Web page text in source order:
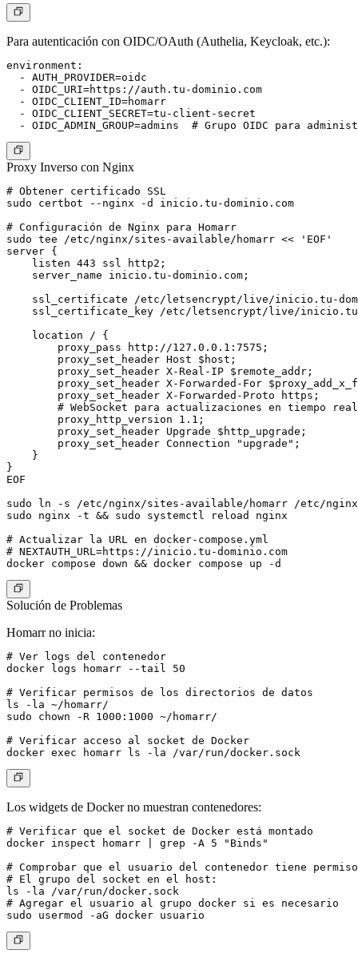
Para autenticación con OIDC/OAuth (Authelia, Keycloak, etc.):
environment:
  - AUTH_PROVIDER=oidc
  - OIDC_URI=https://auth.tu-dominio.com
  - OIDC_CLIENT_ID=homarr
  - OIDC_CLIENT_SECRET=tu-client-secret
Proxy Inverso con Nginx
# Obtener certificado SSL
sudo certbot --nginx -d inicio.tu-dominio.com
# Configuración de Nginx para Homarr
sudo tee /etc/nginx/sites-available/homarr << 'EOF'
server {
    listen 443 ssl http2;
    server_name inicio.tu-dominio.com;
ssl_certificate /etc/letsencrypt/live/inicio.tu-
ssl_certificate_key /etc/letsencrypt/live/
    location / {
        proxy_pass http://127.0.0.1:7575;
        proxy_set_header Host $host;
        proxy_set_header X-Real-IP $remote_addr;
proxy_set_header X-Forwarded-For
        proxy_set_header X-Forwarded-Proto https;
        # WebSocket para actualizaciones en tiempo real
        proxy_http_version 1.1;
        proxy_set_header Upgrade $http_upgrade;
        proxy_set_header Connection "upgrade";
    }
}
EOF
sudo ln -s /etc/nginx/sites-available/homarr /etc/
sudo nginx -t && sudo systemctl reload nginx
# Actualizar la URL en docker-compose.yml
# NEXTAUTH_URL=https://inicio.tu-dominio.com
Solución de Problemas
Homarr no inicia:
# Ver logs del contenedor
docker logs homarr --tail 50
# Verificar permisos de los directorios de datos
ls -la ~/homarr/
sudo chown -R 1000:1000 ~/homarr/
# Verificar acceso al socket de Docker
Los widgets de Docker no muestran contenedores:
# Verificar que el socket de Docker está montado
docker inspect homarr | grep -A 5 "Binds"
# Comprobar que el usuario del contenedor tiene
# El grupo del socket en el host:
ls -la /var/run/docker.sock
# Agregar el usuario al grupo docker si es necesario